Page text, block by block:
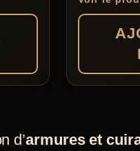
d’armures et